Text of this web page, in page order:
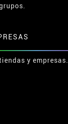
y empresas.